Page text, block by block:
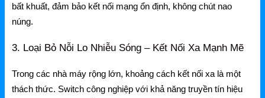
Gateway
Home Router WiFi
bất khuất, đảm bảo kết nối mạng ổn định, không chút nao
núng.
3. Loại Bỏ Nỗi Lo Nhiễu Sóng – Kết Nối Xa Mạnh Mẽ
Trong các nhà máy rộng lớn, khoảng cách kết nối xa là một
thách thức. Switch công nghiệp với khả năng truyền tín hiệu